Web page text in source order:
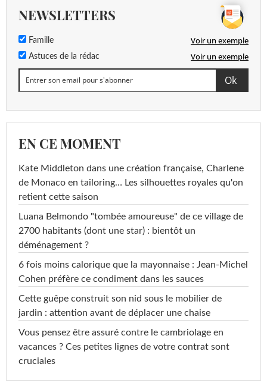
NEWSLETTERS
Famille Voir un exemple
Astuces de la rédac Voir un exemple
EN CE MOMENT
Kate Middleton dans une création française, Charlene
de Monaco en tailoring… Les silhouettes royales qu'on
retient cette saison
Luana Belmondo "tombée amoureuse" de ce village de
2700 habitants (dont une star) : bientôt un
déménagement ?
6 fois moins calorique que la mayonnaise : Jean-Michel
Cohen préfère ce condiment dans les sauces
Cette guêpe construit son nid sous le mobilier de
jardin : attention avant de déplacer une chaise
Vous pensez être assuré contre le cambriolage en
vacances ? Ces petites lignes de votre contrat sont
cruciales